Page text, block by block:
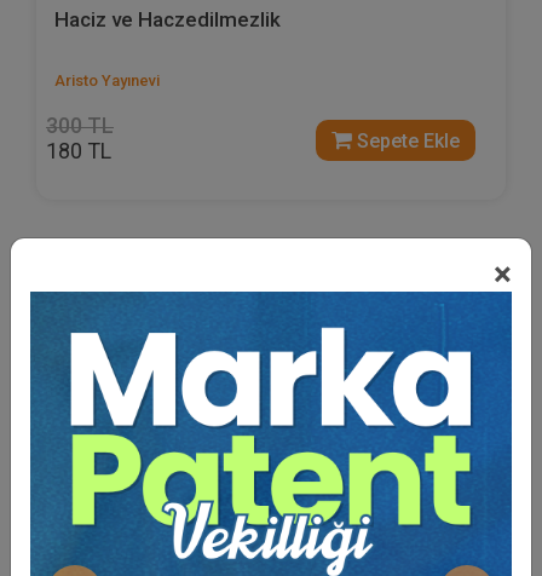
×
Haciz ve Haczedilmezlik
Aristo Yayınevi
300 TL
180 TL Sepete Ekle